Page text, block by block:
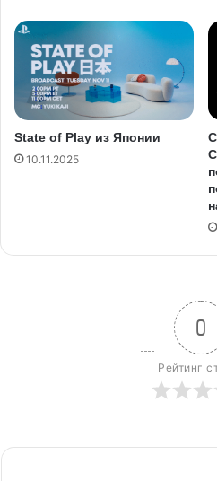
State of Play из Японии
10.11.2025
0
Рейтинг